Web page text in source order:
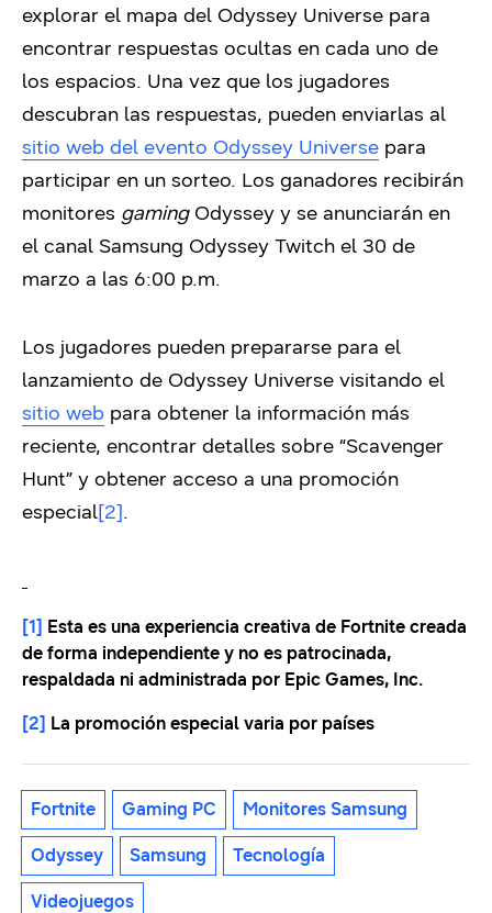
explorar el mapa del Odyssey Universe para
encontrar respuestas ocultas en cada uno de
los espacios. Una vez que los jugadores
descubran las respuestas, pueden enviarlas al
sitio web del evento Odyssey Universe para
participar en un sorteo. Los ganadores recibirán
monitores gamingOdyssey y se anunciarán en
el canal Samsung Odyssey Twitch el 30 de
marzo a las 6:00 p.m.
Los jugadores pueden prepararse para el
lanzamiento de Odyssey Universe visitando el
sitio web para obtener la información más
reciente, encontrar detalles sobre “Scavenger
Hunt” y obtener acceso a una promoción
especial[2].
[1] Esta es una experiencia creativa de Fortnite creada
de forma independiente y no es patrocinada,
respaldada ni administrada por Epic Games, Inc.
[2] La promoción especial varia por países
Fortnite Gaming PC Monitores Samsung
Odyssey Samsung Tecnología
Videojuegos